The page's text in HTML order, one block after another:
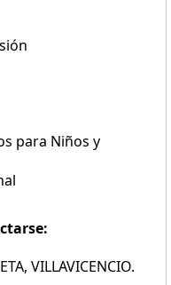
para Niños y
VILLAVICENCIO.